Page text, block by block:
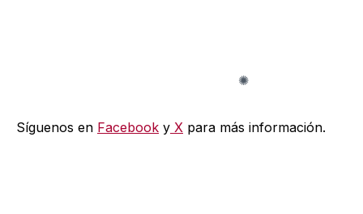
Síguenos en Facebook y X para más información.